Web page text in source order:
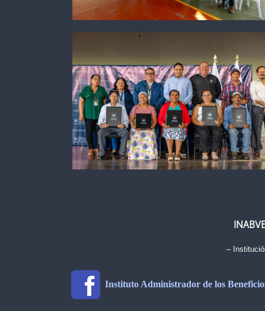
–
Instituto Administrador de los